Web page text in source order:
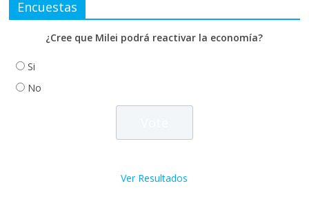
Encuestas
¿Cree que Milei podrá reactivar la economía?
Si
No
Ver Resultados